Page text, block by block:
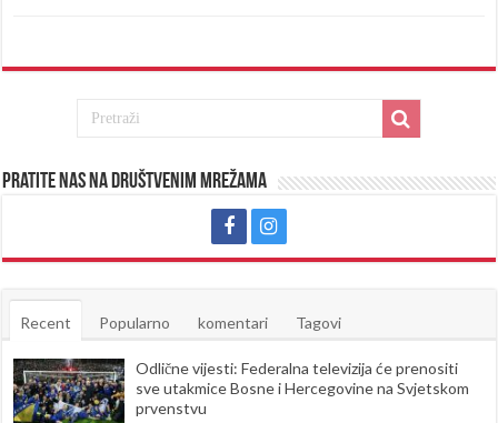
Pratite nas na društvenim mrežama
Recent Popularno komentari Tagovi
Odlične vijesti: Federalna televizija će prenositi
sve utakmice Bosne i Hercegovine na Svjetskom
prvenstvu